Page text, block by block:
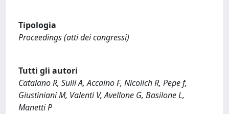
Tipologia
Proceedings (atti dei congressi)
Tutti gli autori
Catalano R, Sulli A, Accaino F, Nicolich R, Pepe f,
Giustiniani M, Valenti V, Avellone G, Basilone L,
Manetti P